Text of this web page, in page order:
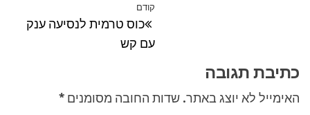
הפוסט
הקודם
קודם
כוס טרמית לנסיעה ענק
עם קש
כתיבת תגובה
האימייל לא יוצג באתר. שדות החובה מסומנים *